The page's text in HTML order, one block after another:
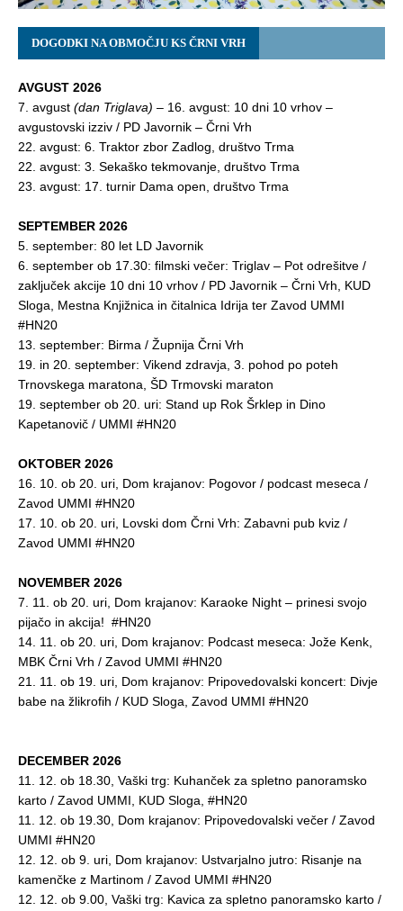
DOGODKI NA OBMOČJU KS ČRNI VRH
AVGUST 2026
7. avgust (dan Triglava) – 16. avgust: 10 dni 10 vrhov –
avgustovski izziv / PD Javornik – Črni Vrh
22. avgust: 6. Traktor zbor Zadlog, društvo Trma
22. avgust: 3. Sekaško tekmovanje, društvo Trma
23. avgust: 17. turnir Dama open, društvo Trma
SEPTEMBER 2026
5. september: 80 let LD Javornik
6. september ob 17.30: filmski večer: Triglav – Pot odrešitve /
zaključek akcije 10 dni 10 vrhov / PD Javornik – Črni Vrh, KUD
Sloga, Mestna Knjižnica in čitalnica Idrija ter Zavod UMMI
#HN20
13. september: Birma / Župnija Črni Vrh
19. in 20. september: Vikend zdravja, 3. pohod po poteh
Trnovskega maratona, ŠD Trmovski maraton
19. september ob 20. uri: Stand up Rok Šrklep in Dino
Kapetanovič / UMMI #HN20
OKTOBER 2026
16. 10. ob 20. uri, Dom krajanov: Pogovor / podcast meseca /
Zavod UMMI #HN20
17. 10. ob 20. uri, Lovski dom Črni Vrh: Zabavni pub kviz /
Zavod UMMI #HN20
NOVEMBER 2026
7. 11. ob 20. uri, Dom krajanov: Karaoke Night – prinesi svojo
pijačo in akcija! #HN20
14. 11. ob 20. uri, Dom krajanov: Podcast meseca: Jože Kenk,
MBK Črni Vrh / Zavod UMMI #HN20
21. 11. ob 19. uri, Dom krajanov: Pripovedovalski koncert: Divje
babe na žlikrofih / KUD Sloga, Zavod UMMI #HN20
DECEMBER 2026
11. 12. ob 18.30, Vaški trg: Kuhanček za spletno panoramsko
karto / Zavod UMMI, KUD Sloga, #HN20
11. 12. ob 19.30, Dom krajanov: Pripovedovalski večer / Zavod
UMMI #HN20
12. 12. ob 9. uri, Dom krajanov: Ustvarjalno jutro: Risanje na
kamenčke z Martinom / Zavod UMMI #HN20
12. 12. ob 9.00, Vaški trg: Kavica za spletno panoramsko karto /